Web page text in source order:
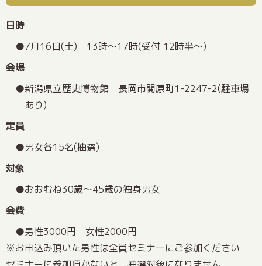
日時
7月16日(土) 13時〜17時(受付 12時半～)
会場
新潟県立歴史博物館 長岡市関原町1-2247-2(駐車場
あり)
定員
男女各15名(抽選)
対象
おおむね30歳～45歳の独身男女
会費
男性3000円 女性2000円
※お申込み頂いた男性は全員セミナーにご参加ください